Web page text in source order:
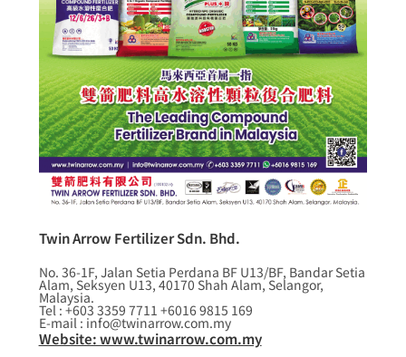
Twin Arrow Fertilizer Sdn. Bhd.
No. 36-1F, Jalan Setia Perdana BF U13/BF, Bandar Setia
Alam, Seksyen U13, 40170 Shah Alam, Selangor,
Malaysia.
Tel : +603 3359 7711 +6016 9815 169
E-mail : info@twinarrow.com.my
Website: www.twinarrow.com.my